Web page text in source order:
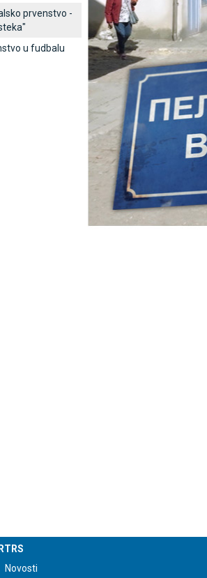
prvenstvo -
u fudbalu
RTRS
Novosti